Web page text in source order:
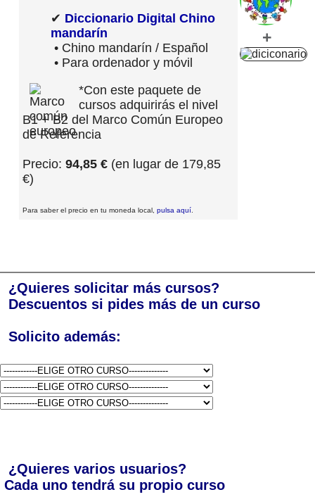
✔ Diccionario Digital Chino
mandarín
• Chino mandarín / Español
• Para ordenador y móvil
*Con este paquete de
cursos adquirirás el nivel
B1 + B2 del Marco Común Europeo
de Referencia
Precio: 94,85 € (en lugar de 179,85
€)
Para saber el precio en tu moneda local, pulsa aquí
+
¿Quieres solicitar más cursos?
Descuentos si pides más de un curso
Solicito además:
¿Quieres varios usuarios?
Cada uno tendrá su propio curso